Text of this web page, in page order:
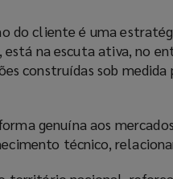
do cliente é uma
está na escuta ativa, no
construídas sob medida
genuína aos
técnico,